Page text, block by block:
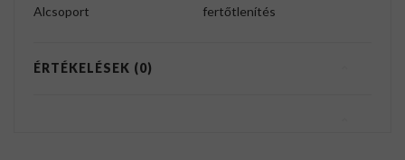
Alcsoport fertőtlenítés
ÉRTÉKELÉSEK (0)